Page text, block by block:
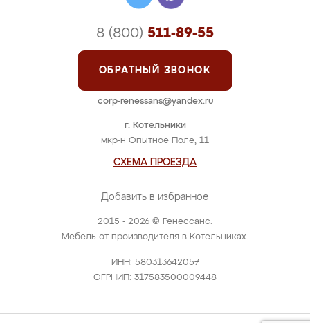
2015 - 2026 © Ренессанс.
Мебель от производителя в Котельниках.
ИНН: 580313642057
ОГРНИП: 317583500009448
г. Котельники
мкр-н Опытное Поле, 11
СХЕМА ПРОЕЗДА
Добавить в избранное
8 (800) 511-89-55
ОБРАТНЫЙ ЗВОНОК
corp-renessans@yandex.ru